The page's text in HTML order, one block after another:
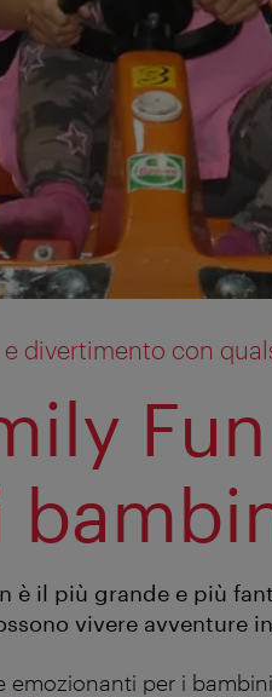
e divertimento con
è il più grande e più
vivere avventure
emozionanti per i